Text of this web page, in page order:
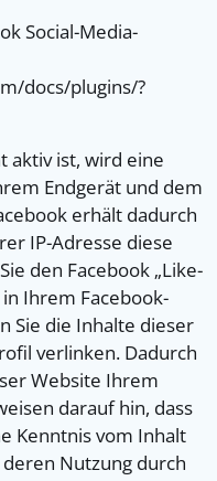
Social-Media-
docs/plugins/?
aktiv ist, wird eine
Endgerät und dem
erhält dadurch
IP-Adresse diese
den Facebook „Like-
Ihrem Facebook-
Sie die Inhalte dieser
verlinken. Dadurch
Website Ihrem
darauf hin, dass
Kenntnis vom Inhalt
Nutzung durch